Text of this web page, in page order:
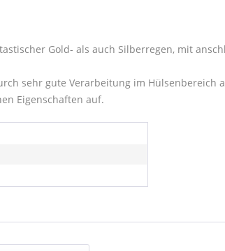
Gold- als auch Silberregen, mit
sehr gute Verarbeitung im
Eigenschaften auf.